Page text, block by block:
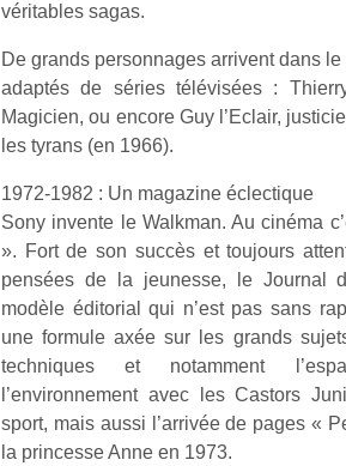
véritables sagas.
De grands personnages arrivent dans
adaptés de séries télévisées :
Magicien, ou encore Guy l’Eclair,
les tyrans (en 1966).
1972-1982 : Un magazine éclectique
Sony invente le Walkman. Au cinéma
». Fort de son succès et toujours
pensées de la jeunesse, le Journal
modèle éditorial qui n’est pas sans
une formule axée sur les grands
techniques et notamment
l’environnement avec les Castors
sport, mais aussi l’arrivée de pages «
la princesse Anne en 1973.